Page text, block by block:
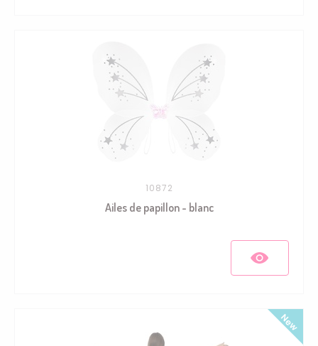
10872
Ailes de papillon - blanc